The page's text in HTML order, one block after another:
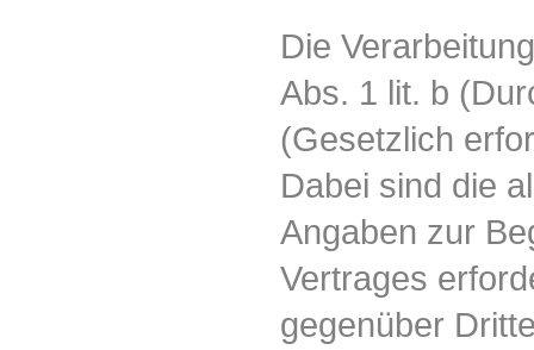
Die
Abs. 1 lit. b
(Gesetzlich
Dabei sind die
Angaben zur
Vertrages
gegenüber